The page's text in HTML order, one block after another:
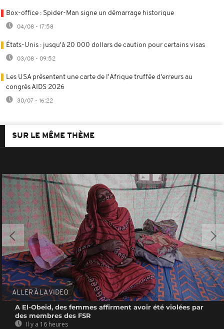
Box-office : Spider-Man signe un démarrage historique
04/08 - 17:58
États-Unis : jusqu'à 20 000 dollars de caution pour certains visas
03/08 - 09:52
Les USA présentent une carte de l'Afrique truffée d'erreurs au
congrès AIDS 2026
30/07 - 16:22
SUR LE MÊME THÈME
ALLER À LA VIDEO
A El-Obeid, des femmes affirment avoir été violées par
des membres des FSR
Il y a 16 heures